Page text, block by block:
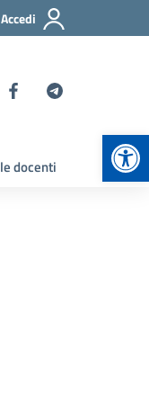
Accedi
docenti